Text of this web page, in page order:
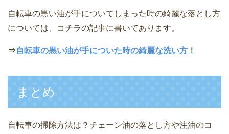
自転車の黒い油が手についてしまった時の綺麗な落とし方
については、コチラの記事に書いてあります。
⇒自転車の黒い油が手についた時の綺麗な洗い方！
まとめ
自転車の掃除方法は？チェーン油の落とし方や注油のコ